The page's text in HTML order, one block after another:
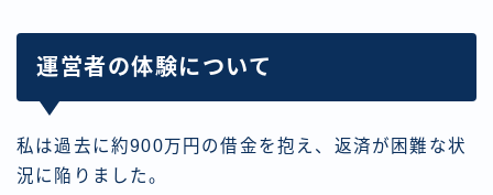
運営者の体験について
私は過去に約900万円の借金を抱え、返済が困難な状
況に陥りました。